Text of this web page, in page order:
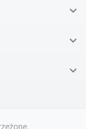


